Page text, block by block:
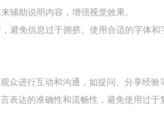
辅助说明内容，增强视觉效果。
避免信息过于拥挤。使用合适的字体和
众进行互动和沟通，如提问、分享经验
表达的准确性和流畅性，避免使用过于